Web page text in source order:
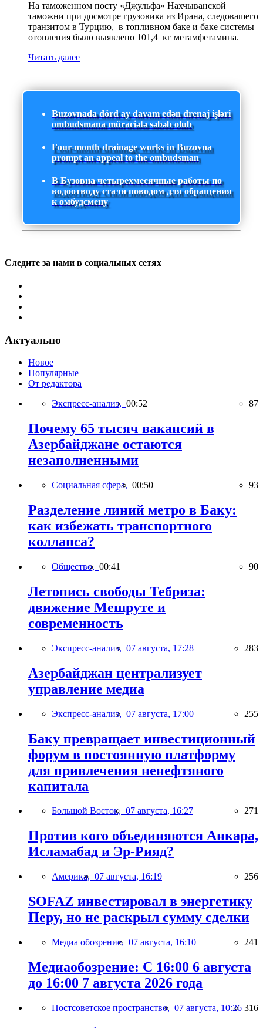
На таможенном посту «Джульфа» Нахчыванской
таможни при досмотре грузовика из Ирана, следовашего
транзитом в Турцию, в топливном баке и баке системы
отопления было выявлено 101,4 кг метамфетамина.
Читать далее
Buzovnada dörd ay davam edən drenaj işləri
ombudsmana müraciətə səbəb olub
Four-month drainage works in Buzovna
prompt an appeal to the ombudsman
В Бузовна четырехмесячные работы по
водоотводу стали поводом для обращения
к омбудсмену
Следите за нами в социальных сетях
Актуально
Новое
Популярные
От редактора
Экспресс-анализ, 00:52 87
Почему 65 тысяч вакансий в
Азербайджане остаются
незаполненными
Социальная сфера, 00:50 93
Разделение линий метро в Баку:
как избежать транспортного
коллапса?
Общество, 00:41 90
Летопись свободы Тебриза:
движение Мешруте и
современность
Экспресс-анализ, 07 августа, 17:28 283
Азербайджан централизует
управление медиа
Экспресс-анализ, 07 августа, 17:00 255
Баку превращает инвестиционный
форум в постоянную платформу
для привлечения ненефтяного
капитала
Большой Восток, 07 августа, 16:27 271
Против кого объединяются Анкара,
Исламабад и Эр-Рияд?
Америка, 07 августа, 16:19 256
SOFAZ инвестировал в энергетику
Перу, но не раскрыл сумму сделки
Медиа обозрение, 07 августа, 16:10 241
Медиаобозрение: С 16:00 6 августа
до 16:00 7 августа 2026 года
Постсоветское пространство, 07 августа, 10:26 316